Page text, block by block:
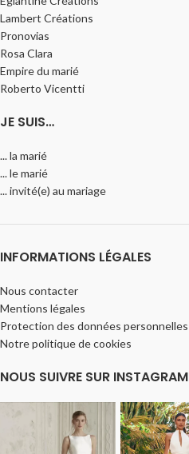
Lambert Créations
Pronovias
Rosa Clara
Empire du marié
Roberto Vicentti
JE SUIS…
... la marié
... le marié
... invité(e) au mariage
INFORMATIONS LÉGALES
Nous contacter
Mentions légales
Protection des données personnelles
Notre politique de cookies
NOUS SUIVRE SUR INSTAGRAM